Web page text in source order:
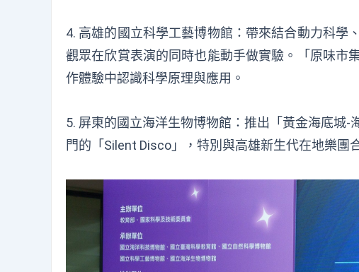
4. 高雄的國立科學工藝博物館 ： 帶來結合動力科學
觀眾在欣賞表演的同時也能動手做實驗 。「原味市
作體驗中認識科學原理與應用 。
5. 屏東的國立海洋生物博物館 ： 推出「黃金海底城-
門的「Silent Disco」
， 特別與高雄新生代在地樂團